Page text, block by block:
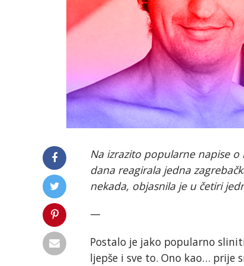
Na izrazito popularne napise
dana reagirala jedna
nekada, objasnila je u četiri
—
Postalo je jako popularno
ljepše i sve to. Ono kao… prije